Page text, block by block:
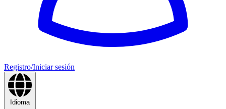
Registro/Iniciar sesión
Idioma